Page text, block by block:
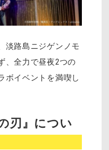
淡路島ニジゲンノモ
、全力で昼夜2つの
ボイベントを満喫し
刃』につい